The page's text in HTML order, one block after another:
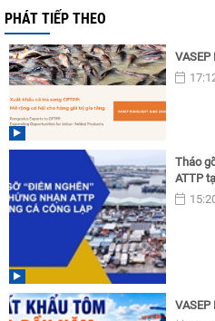
PHÁT TIẾP THEO
Tháo
ATTP